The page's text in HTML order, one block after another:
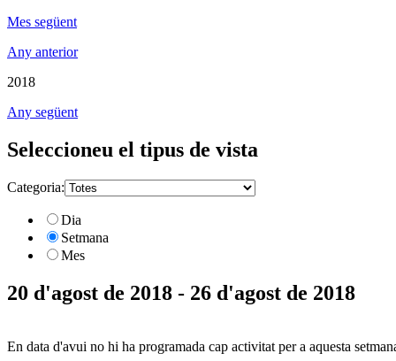
Mes següent
Any anterior
2018
Any següent
Seleccioneu el tipus de vista
Categoria:
Dia
Setmana
Mes
20 d'agost de 2018 - 26 d'agost de 2018
En data d'avui no hi ha programada cap activitat per a aquesta